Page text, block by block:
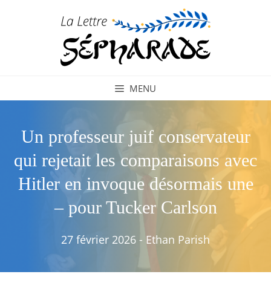
MENU
Un professeur juif conservateur
qui rejetait les comparaisons avec
Hitler en invoque désormais une
– pour Tucker Carlson
27 février 2026 - Ethan Parish